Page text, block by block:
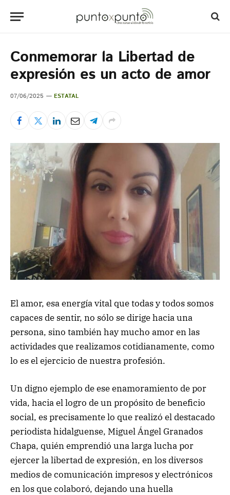
Conmemorar la Libertad de
expresión es un acto de amor
07/06/2025 ESTATAL
El amor, esa energía vital que todas y todos somos
capaces de sentir, no sólo se dirige hacia una
persona, sino también hay mucho amor en las
actividades que realizamos cotidianamente, como
lo es el ejercicio de nuestra profesión.
Un digno ejemplo de ese enamoramiento de por
vida, hacia el logro de un propósito de beneficio
social, es precisamente lo que realizó el destacado
periodista hidalguense, Miguel Ángel Granados
Chapa, quién emprendió una larga lucha por
ejercer la libertad de expresión, en los diversos
medios de comunicación impresos y electrónicos
en los que colaboró, dejando una huella